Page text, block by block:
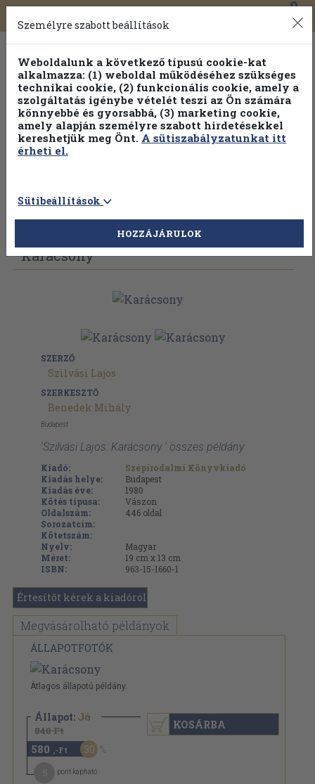
Toggle
navigation
0
Vissza az előző oldalra Válasszon példányt
Karácsony
SZERZŐ
Szilvási Lajos
SZERKESZTŐ
Benedek Mihály
Budapest
'Szilvási Lajos: Karácsony ' összes példány
Kiadó:
Szépirodalmi Könyvkiadó
Kiadás helye:
Budapest
Kiadás éve:
1980
Kötés típusa:
Vászon
Oldalszám:
446 oldal
Sorozatcím:
Kötetszám:
Nyelv:
Magyar
Méret:
19 cm x 13 cm
ISBN:
963-15-1660-1
Értesítőt kérek a kiadóról
Megvásárolható példányok
ÁLLAPOTFOTÓK
Átlagos állapotú példány.
Állapot: Jó
840 Ft
580 ,-Ft 30
pont kapható
KOSÁRBA
Személyre szabott beállítások
Weboldalunk a következő típusú cookie-kat
alkalmazza: (1) weboldal működéséhez szükséges
technikai cookie, (2) funkcionális cookie, amely a
szolgáltatás igénybe vételét teszi az Ön számára
könnyebbé és gyorsabbá, (3) marketing cookie,
amely alapján személyre szabott hirdetésekkel
kereshetjük meg Önt. A sütiszabályzatunkat itt
érheti el.
Sütibeállítások
HOZZÁJÁRULOK